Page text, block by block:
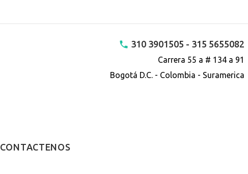
310 3901505 - 315 5655082
Carrera 55 a # 134 a 91
Bogotá D.C. - Colombia - Suramerica
CONTACTENOS